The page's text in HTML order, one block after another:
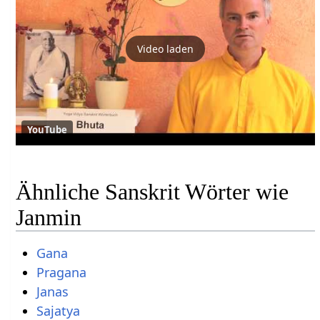
Video laden
YouTube
Ähnliche Sanskrit Wörter wie
Janmin
Gana
Pragana
Janas
Sajatya